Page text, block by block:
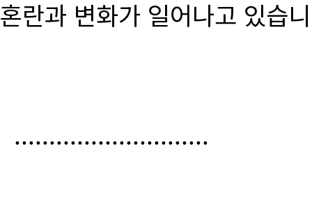
혼란과 변화가 일어나고 있습
............................